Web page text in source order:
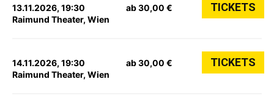
13.11.2026, 19:30
Raimund Theater, Wien
ab 30,00 € TICKETS
14.11.2026, 19:30
Raimund Theater, Wien
ab 30,00 € TICKETS